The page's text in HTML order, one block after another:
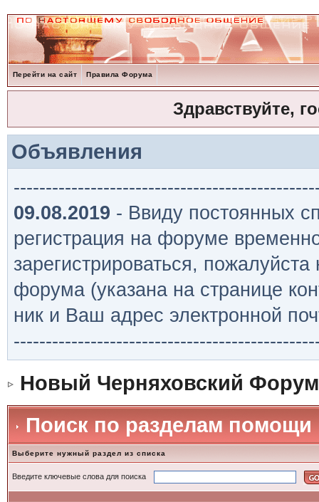
Перейти на сайт Правила Форума
Здравствуйте,
Объявления
09.08.2019 - Ввиду постоянных
регистрация на форуме
зарегистрироваться,
форума (указана на странице
ник и Ваш адрес электронной
Новый Черняховский Форум
Поиск по разделам помощи
Выберите нужный раздел из списка
Введите ключевые слова для поиска